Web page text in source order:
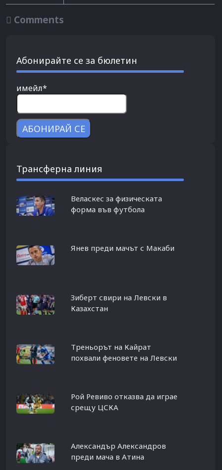
 Comments
Абонирайте се за бюлетин
имейл*
Трансферна линия
Веласкес за физическата
форма във футбола
Янев преди мачът с Макаби
Зиберт свири на Левски в
Казахстан
Треньорът на Кайрат
похвали феновете на Левски
Рой Ревиво отказва да играе
срещу ЦСКА
Александър Александров
преди мача в Атина